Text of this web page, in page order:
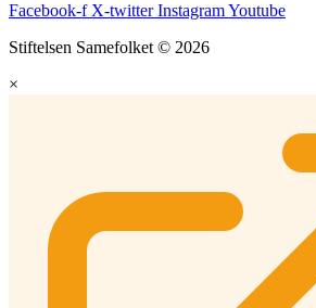
Facebook-f X-twitter InstagramYoutube
Stiftelsen Samefolket © 2026
×